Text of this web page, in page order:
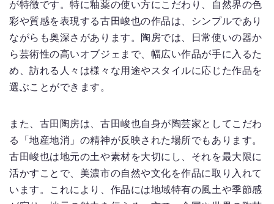
が特徴です。特に釉薬の使い方にこだわり、自然界の色
彩や質感を表現する古田峻也の作品は、シンプルであり
ながらも奥深さがあります。陶房では、日常使いの器か
ら芸術性の高いオブジェまで、幅広い作品が手に入るた
め、訪れる人々は様々な用途やスタイルに応じた作品を
選ぶことができます。
また、古田陶房は、古田峻也自身が陶芸家としてこだわ
る「地産地消」の精神が反映された場所でもあります。
古田峻也は地元の土や素材を大切にし、それを最大限に
活かすことで、美濃市の自然や文化を作品に取り入れて
います。これにより、作品には地域特有の風土や季節感